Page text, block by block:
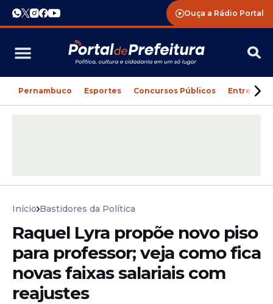
Ouça a Rádio Portal
Pernambuco Esportes Concursos Públicos
Início Bastidores da Política
Raquel Lyra propõe novo piso
para professor; veja como fica
novas faixas salariais com
reajustes